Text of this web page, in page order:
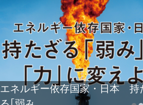
エネルギー依存国家・日本 持